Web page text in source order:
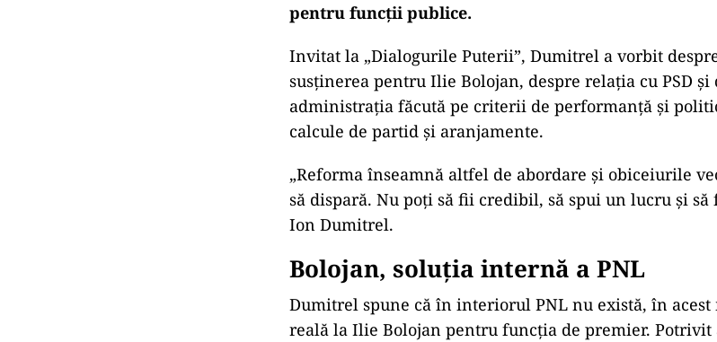
pentru funcții publice.
Invitat la „Dialogurile Puterii”, Dumitrel a vorbit
susținerea pentru Ilie Bolojan, despre relația cu PSD
administrația făcută pe criterii de performanță și
calcule de partid și aranjamente.
„Reforma înseamnă altfel de abordare și obiceiurile
să dispară. Nu poți să fii credibil, să spui un lucru și să
Ion Dumitrel.
Bolojan, soluția internă a PNL
Dumitrel spune că în interiorul PNL nu există, în
reală la Ilie Bolojan pentru funcția de premier.